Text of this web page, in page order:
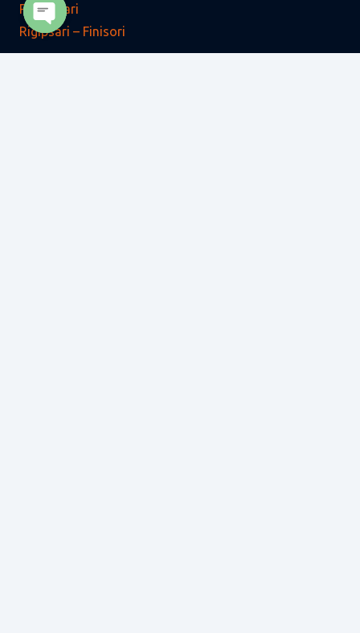
Parchetari
Rigipsari – Finisori